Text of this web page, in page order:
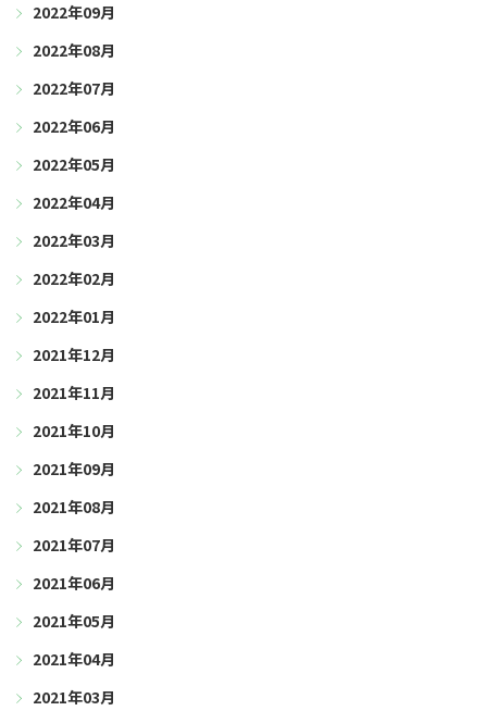
2022年09月
2022年08月
2022年07月
2022年06月
2022年05月
2022年04月
2022年03月
2022年02月
2022年01月
2021年12月
2021年11月
2021年10月
2021年09月
2021年08月
2021年07月
2021年06月
2021年05月
2021年04月
2021年03月